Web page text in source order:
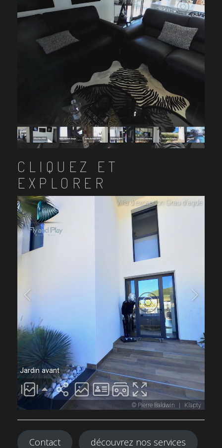
CLIQUEZ ET
EXPLORER
Contact découvrez nos services